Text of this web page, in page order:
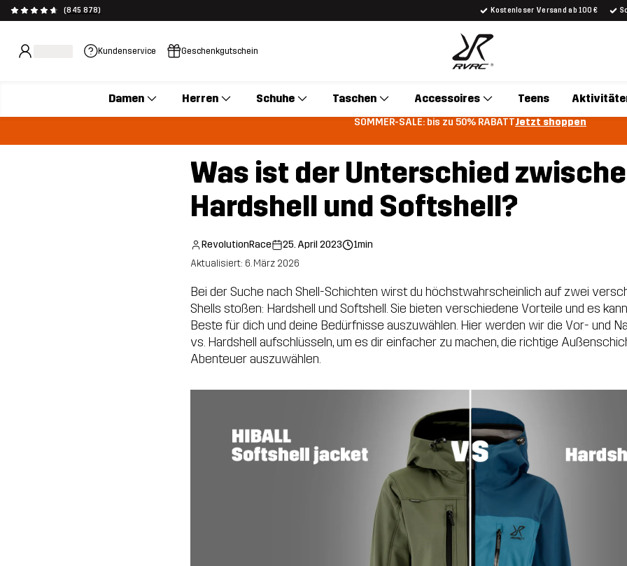
(845 878) Kostenloser Versand ab 100 €
Kundenservice Geschenkgutschein
Damen Herren Schuhe Taschen Accessoires Teens
SOMMER-SALE: bis zu 50% RABATTJetzt shoppen
Was ist der Unterschied
Hardshell und Softshell?
RevolutionRace 25. April 2023
1min
Aktualisiert: 6. März 2026
Bei der Suche nach Shell-Schichten wirst du höchstwahrscheinlich auf zwei
Shells stoßen: Hardshell und Softshell. Sie bieten verschiedene Vorteile und es
Beste für dich und deine Bedürfnisse auszuwählen. Hier werden wir die Vor- und
vs. Hardshell aufschlüsseln, um es dir einfacher zu machen, die richtige
Abenteuer auszuwählen.